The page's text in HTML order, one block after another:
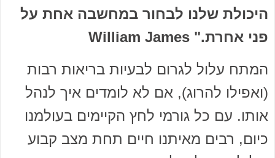
היכולת שלנו לבחור במחשבה אחת על
פני אחרת." William James
המתח עלול לגרום לבעיות בריאות רבות
(ואפילו להרוג), אם לא לומדים איך לנהל
אותו. עם כל גורמי לחץ הקיימים בעולמנו
כיום, רבים מאיתנו חיים תחת מצב קבוע